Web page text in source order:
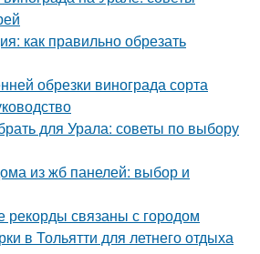
как правильно обрезать
обрезки винограда сорта
для Урала: советы по выбору
из жб панелей: выбор и
рекорды связаны с городом
в Тольятти для летнего отдыха